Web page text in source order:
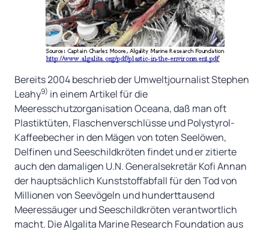
Bereits 2004 beschrieb der Umweltjournalist Stephen
Leahy9) in einem Artikel für die
Meeresschutzorganisation Oceana, daß man oft
Plastiktüten, Flaschenverschlüsse und Polystyrol-
Kaffeebecher in den Mägen von toten Seelöwen,
Delfinen und Seeschildkröten findet und er zitierte
auch den damaligen U.N. Generalsekretär Kofi Annan
der hauptsächlich Kunststoffabfall für den Tod von
Millionen von Seevögeln und hunderttausend
Meeressäuger und Seeschildkröten verantwortlich
macht. Die Algalita Marine Research Foundation aus